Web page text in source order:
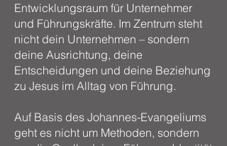
Entwicklungsraum für Unternehmer
und Führungskräfte. Im Zentrum steht
nicht dein Unternehmen – sondern
deine Ausrichtung, deine
Entscheidungen und deine Beziehung
zu Jesus im Alltag von Führung.
Auf Basis des Johannes-Evangeliums
geht es nicht um Methoden, sondern